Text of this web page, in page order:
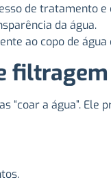
de tratamento e
da água.
ao copo de
“coar a água”.